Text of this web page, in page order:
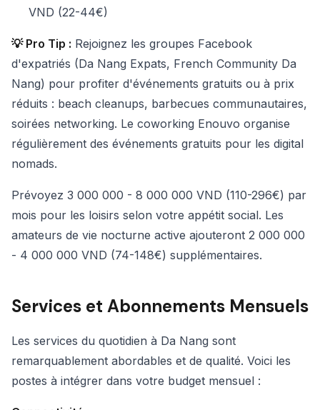
VND (22-44€)
💡 Pro Tip : Rejoignez les groupes Facebook
d'expatriés (Da Nang Expats, French Community Da
Nang) pour profiter d'événements gratuits ou à prix
réduits : beach cleanups, barbecues communautaires,
soirées networking. Le coworking Enouvo organise
régulièrement des événements gratuits pour les digital
nomads.
Prévoyez 3 000 000 - 8 000 000 VND (110-296€) par
mois pour les loisirs selon votre appétit social. Les
amateurs de vie nocturne active ajouteront 2 000 000
- 4 000 000 VND (74-148€) supplémentaires.
Services et Abonnements Mensuels
Les services du quotidien à Da Nang sont
remarquablement abordables et de qualité. Voici les
postes à intégrer dans votre budget mensuel :